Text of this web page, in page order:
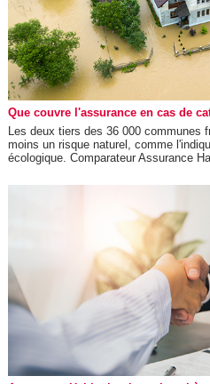
Que couvre l'assurance en cas de
Les deux tiers des 36 000 communes
moins un risque naturel, comme
écologique. Comparateur Assurance